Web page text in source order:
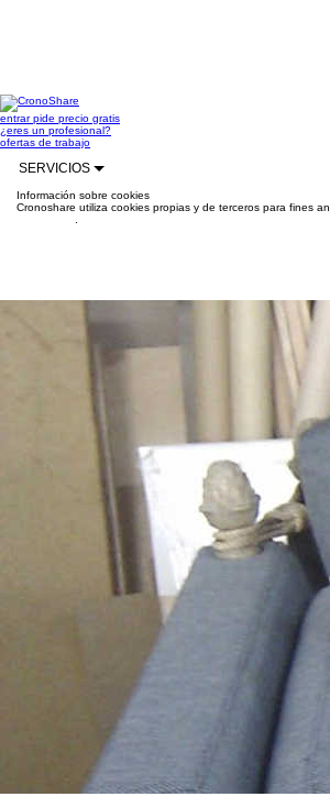
entrarpide precio gratis
¿eres un profesional?
ofertas de trabajo
SERVICIOS
Información sobre cookies
Cronoshare utiliza cookies propias y de terceros para fines